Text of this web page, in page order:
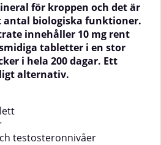
för kroppen och det är
biologiska funktioner.
innehåller 10 mg rent
tabletter i en stor
i hela 200 dagar. Ett
alternativ.
testosteronnivåer